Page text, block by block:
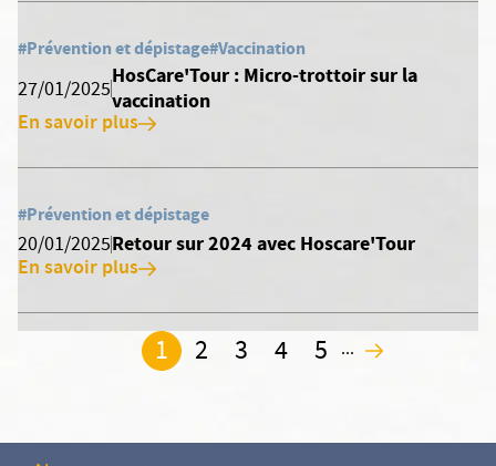
#Prévention et dépistage#Vaccination
27/01/2025
HosCare'Tour : Micro-trottoir sur la
vaccination
En savoir plus
#Prévention et dépistage
20/01/2025Retour sur 2024 avec Hoscare'Tour
En savoir plus
1 2 3 4 5 ... 2